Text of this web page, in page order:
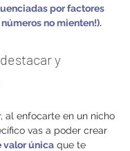
por factores
no mienten!).
y
al enfocarte en un nicho
vas a poder crear
valor única que te